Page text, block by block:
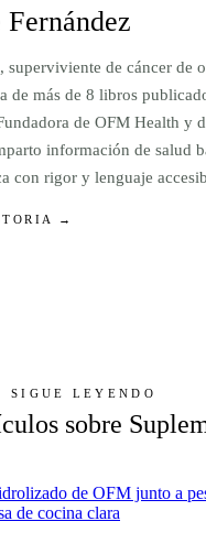
superviviente de cáncer de
de más de 8 libros
de OFM Health y
información de salud
con rigor y lenguaje
→
SIGUE LEYENDO
sobre